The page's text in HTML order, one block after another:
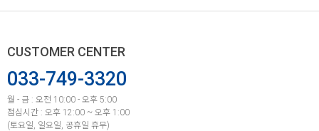
CUSTOMER CENTER
033-749-3320
월 - 금 : 오전 10:00 - 오후 5:00
점심시간 : 오후 12:00 ~ 오후 1:00
(토요일, 일요일, 공휴일 휴무)